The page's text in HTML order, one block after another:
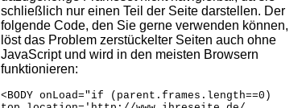
schließlich nur einen Teil der Seite darstellen. Der
folgende Code, den Sie gerne verwenden können,
löst das Problem zerstückelter Seiten auch ohne
JavaScript und wird in den meisten Browsern
funktionieren:
<BODY onLoad="if (parent.frames.length==0)